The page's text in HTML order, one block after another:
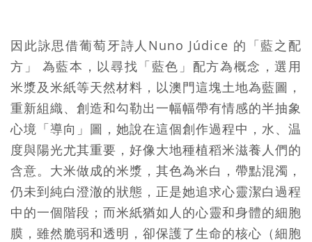
因此詠思借葡萄牙詩人Nuno Júdice 的「藍之配
方」 為藍本，以尋找「藍色」配方為概念，選用
米漿及米紙等天然材料，以澳門這塊土地為藍圖，
重新組織、創造和勾勒出一幅幅帶有情感的半抽象
心境「導向」圖，她說在這個創作過程中，水、温
度與陽光尤其重要，好像大地種植稻米滋養人們的
含意。大米做成的米漿，其色為米白，帶點混濁，
仍未到純白澄澈的狀態，正是她追求心靈潔白過程
中的一個階段；而米紙猶如人的心靈和身體的細胞
膜，雖然脆弱和透明，卻保護了生命的核心（細胞